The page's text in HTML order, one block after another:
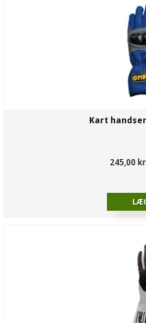
Kart
245,00